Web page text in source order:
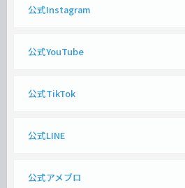
公式Instagram
公式YouTube
公式TikTok
公式LINE
公式アメブロ